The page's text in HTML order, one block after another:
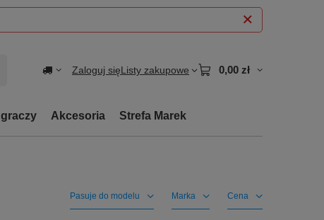
Zaloguj sięListy zakupowe 0,00 zł
Akcesoria Strefa Marek
Pasuje do modelu Marka Cena